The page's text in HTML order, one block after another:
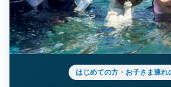
はじめての方・お子さま連れ